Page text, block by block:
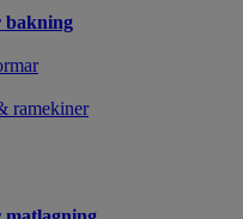
bakning
ramekiner